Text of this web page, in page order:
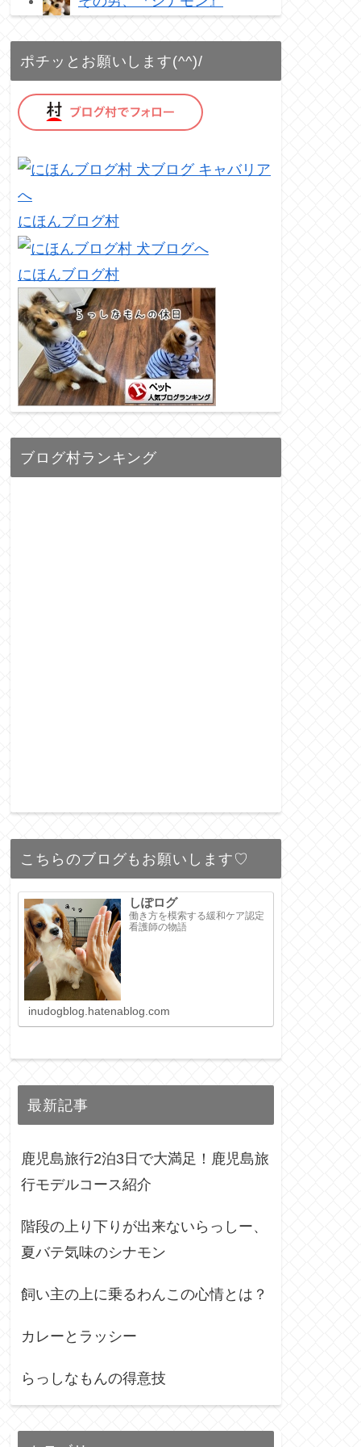
ポチッとお願いします(^^)/
にほんブログ村
にほんブログ村
ブログ村ランキング
こちらのブログもお願いします♡
しぽログ
働き方を模索する緩和ケア認定
看護師の物語
inudogblog.hatenablog.com
最新記事
鹿児島旅行2泊3日で大満足！鹿児島旅
行モデルコース紹介
階段の上り下りが出来ないらっしー、
夏バテ気味のシナモン
飼い主の上に乗るわんこの心情とは？
カレーとラッシー
らっしなもんの得意技